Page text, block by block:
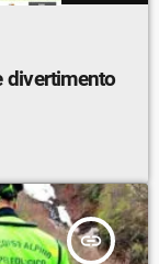
divertimento
insert_link